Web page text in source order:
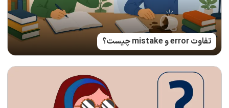
تفاوت error و mistake چیست؟